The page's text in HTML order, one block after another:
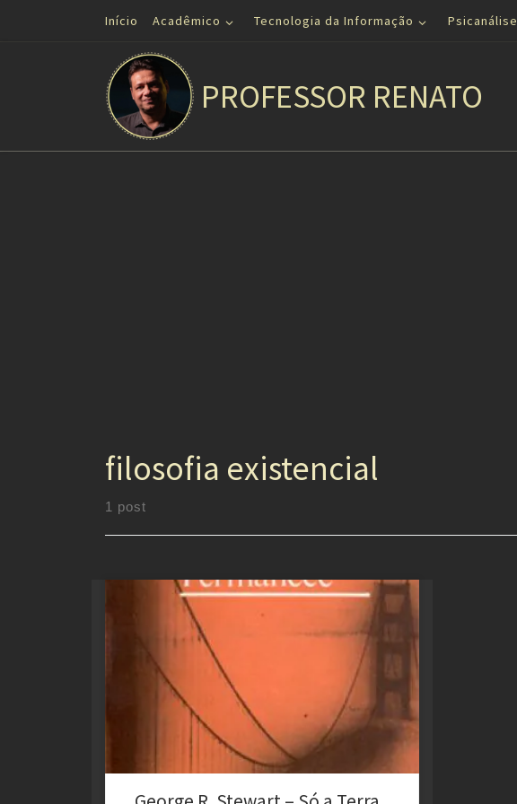
Skip to contentInício Acadêmico Tecnologia da Informação Psicanálise
PROFESSOR RENATO
filosofia existencial
1 post
A Reinvenção da Humanidade em “Só a Terra
Permanece” de George R. Stewart: Uma Reflexão
Existencial à Luz de Kierkegaard George R. Stewart, em
sua obra Só a Terra Permanece (Earth Abides), nos
apresenta um cenário pós-apocalíptico onde um vírus
dizima a humanidade, deixando apenas alguns
sobreviventes para reconstruir o mundo. Essa […]